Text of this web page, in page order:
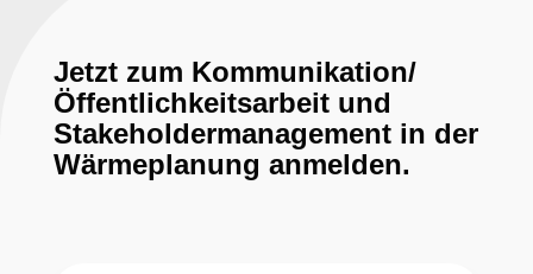
Jetzt zum Kommunikation/
Öffentlichkeitsarbeit und
Stakeholdermanagement in der
Wärmeplanung anmelden.